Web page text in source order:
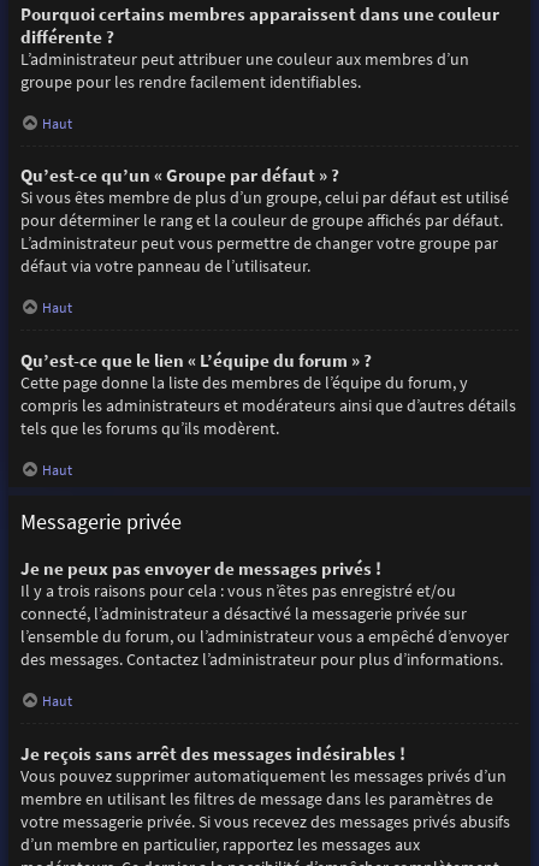
Pourquoi certains membres apparaissent dans une couleur
différente ?
L’administrateur peut attribuer une couleur aux membres d’un
groupe pour les rendre facilement identifiables.
Haut
Qu’est-ce qu’un « Groupe par défaut » ?
Si vous êtes membre de plus d’un groupe, celui par défaut est utilisé
pour déterminer le rang et la couleur de groupe affichés par défaut.
L’administrateur peut vous permettre de changer votre groupe par
défaut via votre panneau de l’utilisateur.
Haut
Qu’est-ce que le lien « L’équipe du forum » ?
Cette page donne la liste des membres de l’équipe du forum, y
compris les administrateurs et modérateurs ainsi que d’autres détails
tels que les forums qu’ils modèrent.
Haut
Messagerie privée
Je ne peux pas envoyer de messages privés !
Il y a trois raisons pour cela : vous n’êtes pas enregistré et/ou
connecté, l’administrateur a désactivé la messagerie privée sur
l’ensemble du forum, ou l’administrateur vous a empêché d’envoyer
des messages. Contactez l’administrateur pour plus d’informations.
Haut
Je reçois sans arrêt des messages indésirables !
Vous pouvez supprimer automatiquement les messages privés d’un
membre en utilisant les filtres de message dans les paramètres de
votre messagerie privée. Si vous recevez des messages privés abusifs
d’un membre en particulier, rapportez les messages aux